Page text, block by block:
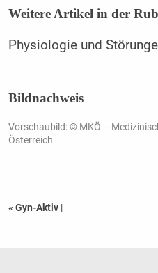
Weitere Artikel in der
Physiologie und
Bildnachweis
Vorschaubild: © MKÖ –
Österreich
« Gyn-Aktiv |